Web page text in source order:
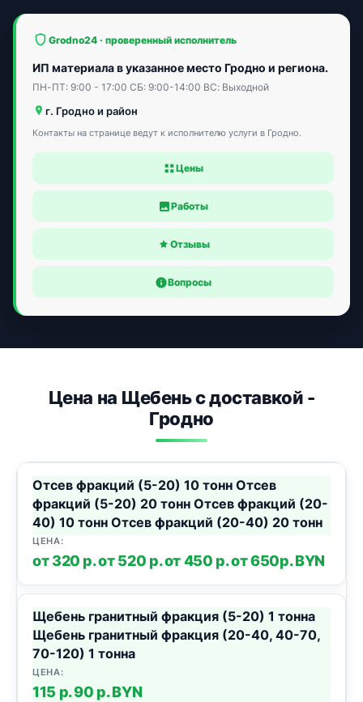
Grodno24 · проверенный исполнитель
ИП материала в указанное место Гродно и региона.
ПН-ПТ: 9:00 - 17:00 CБ: 9:00-14:00 ВС: Выходной
г. Гродно и район
Контакты на странице ведут к исполнителю услуги в Гродно.
Цены
Работы
Отзывы
Вопросы
Цена на Щебень с доставкой -
Гродно
Отсев фракций (5-20) 10 тонн Отсев
фракций (5-20) 20 тонн Отсев фракций (20-
40) 10 тонн Отсев фракций (20-40) 20 тонн
от 320 р. от 520 р. от 450 р. от 650р. BYN
Щебень гранитный фракция (5-20) 1 тонна
Щебень гранитный фракция (20-40, 40-70,
70-120) 1 тонна
115 р. 90 р. BYN